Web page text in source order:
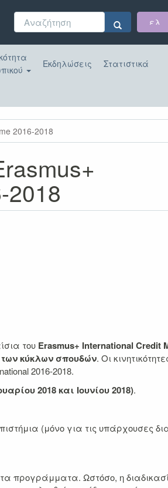
Φόρμα
αναζήτησης
Αναζήτηση
Εκδηλώσεις Στατιστικά
2016-2018
2018
του Erasmus+ International Credit
των κύκλων σπουδών. Οι
2016-2018.
2018 και Ιουνίου 2018).
(μόνο για τις υπάρχουσες
προγράμματα. Ωστόσο, η